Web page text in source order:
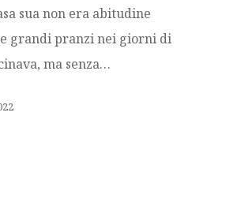
sua non era abitudine
grandi pranzi nei giorni di
ma senza…